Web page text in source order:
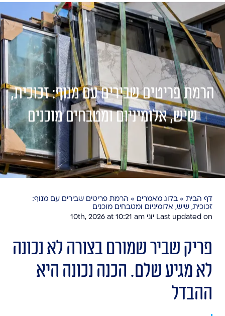
הרמת פריטים שבירים עם מנוף: זכוכית,
שיש, אלומיניום ומטבחים מוכנים
דף הבית » בלוג מאמרים » הרמת פריטים שבירים עם מנוף:
זכוכית, שיש, אלומיניום ומטבחים מוכנים
Last updated on יוני 10th, 2026 at 10:21 am
פריק שביר שמורם בצורה לא נכונה
לא מגיע שלם. הכנה נכונה היא
ההבדל